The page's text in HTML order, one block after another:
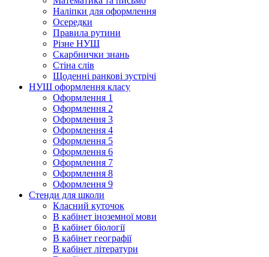
Наліпки для оформлення
Осередки
Правила рутини
Різне НУШ
Скарбнички знань
Стіна слів
Щоденні ранкові зустрічі
НУШ оформлення класу
Оформлення 1
Оформлення 2
Оформлення 3
Оформлення 4
Оформлення 5
Оформлення 6
Оформлення 7
Оформлення 8
Оформлення 9
Стенди для школи
Класний куточок
В кабінет іноземної мови
В кабінет біології
В кабінет географії
В кабінет літератури